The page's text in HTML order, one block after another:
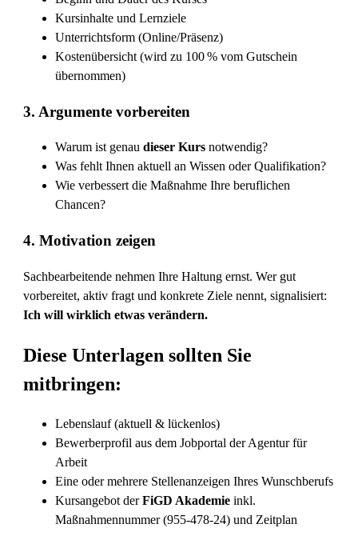
Kursinhalte und Lernziele
Unterrichtsform (Online/Präsenz)
Kostenübersicht (wird zu 100 % vom Gutschein
übernommen)
3. Argumente vorbereiten
Warum ist genaudieser Kurs notwendig?
Was fehlt Ihnen aktuell an Wissen oder Qualifikation?
Wie verbessert die Maßnahme Ihre beruflichen
Chancen?
4.Motivation zeigen
Sachbearbeitende nehmen Ihre Haltung ernst. Wer gut
vorbereitet, aktiv fragt und konkrete Ziele nennt, signalisiert:
Ich will wirklich etwas verändern.
Diese Unterlagen sollten Sie
mitbringen:
Lebenslauf (aktuell & lückenlos)
Bewerberprofil aus dem Jobportal der Agentur für
Arbeit
Eine oder mehrere Stellenanzeigen Ihres Wunschberufs
Kursangebot derFiGD Akademie inkl.
Maßnahmennummer (955-478-24) und Zeitplan